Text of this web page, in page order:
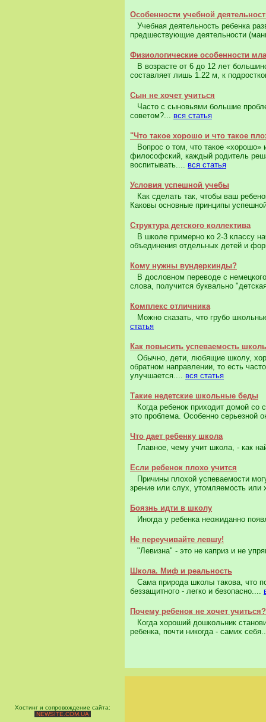
Особенности учебной
Учебная деятельность ребенка
предшествующие деятельности
Физиологические особенности
В возрасте от 6 до 12 лет
составляет лишь 1.22 м, к
Сын не хочет учиться
Часто с сыновьями большие
советом?... вся статья
"Что такое хорошо и что такое
Вопрос о том, что такое «хорошо»
философский, каждый родитель
воспитывать.... вся статья
Условия успешной учебы
Как сделать так, чтобы ваш
Каковы основные принципы
Структура детского коллектива
В школе примерно ко 2-3 классу
объединения отдельных детей и
Кому нужны вундеркинды?
В дословном переводе с
слова, получится буквально
Комплекс отличника
Можно сказать, что грубо
статья
Как повысить успеваемость
Обычно, дети, любящие школу,
обратном направлении, то есть
улучшается.... вся статья
Такие недетские школьные беды
Когда ребенок приходит домой со
это проблема. Особенно серьезной
Что дает ребенку школа
Главное, чему учит школа, - как
Если ребенок плохо учится
Причины плохой успеваемости
зрение или слух, утомляемость или
Боязнь идти в школу
Иногда у ребенка неожиданно
Не переучивайте левшу!
"Левизна" - это не каприз и не
Школа. Миф и реальность
Сама природа школы такова, что
беззащитного - легко и безопасно....
Почему ребенок не хочет учиться?
Когда хороший дошкольник
ребенка, почти никогда - самих
Хостинг и сопровождение сайта:
NEWSITE.COM.UA